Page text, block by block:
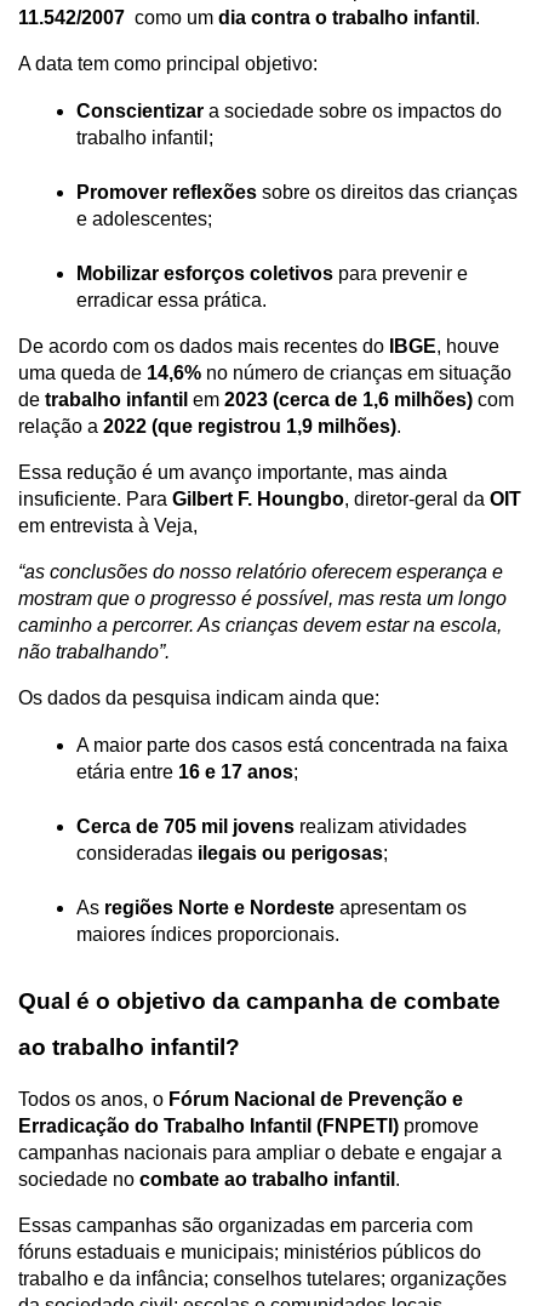
11.542/2007 como um dia contra o trabalho infantil .
A data tem como principal objetivo:
Conscientizar a sociedade sobre os impactos do
trabalho infantil;
Promover reflexões sobre os direitos das crianças
e adolescentes;
Mobilizar esforços coletivos para prevenir e
erradicar essa prática.
De acordo com os dados mais recentes do IBGE, houve
uma queda de 14,6% no número de crianças em situação
de trabalho infantil em 2023 (cerca de 1,6 milhões) com
relação a 2022 (que registrou 1,9 milhões).
Essa redução é um avanço importante, mas ainda
insuficiente. Para Gilbert F. Houngbo, diretor-geral da
em entrevista à Veja,
“as conclusões do nosso relatório oferecem esperança e
mostram que o progresso é possível, mas resta um longo
caminho a percorrer. As crianças devem estar na escola,
não trabalhando”.
Os dados da pesquisa indicam ainda que:
A maior parte dos casos está concentrada na faixa
etária entre 16 e 17 anos;
Cerca de 705 mil jovens realizam atividades
consideradas ilegais ou perigosas;
As regiões Norte e Nordeste apresentam os
maiores índices proporcionais.
Qual é o objetivo da campanha de combate
ao trabalho infantil?
Todos os anos, o Fórum Nacional de Prevenção e
Erradicação do Trabalho Infantil (FNPETI) promove
campanhas nacionais para ampliar o debate e engajar a
sociedade no combate ao trabalho infantil .
Essas campanhas são organizadas em parceria com
fóruns estaduais e municipais; ministérios públicos do
trabalho e da infância; conselhos tutelares; organizações